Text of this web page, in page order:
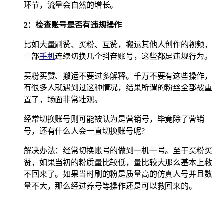
环节，流量会自然的增长。
2：检查账号是否有违规操作
比如大量刷赞、买粉、互赞，搬运其他人创作的视频，
一部手机连续切换几个抖音账号，这些都是违规行为。
买粉买赞、搬运不要过多解释。千万不要有这些操作，
有很多人就遇到过这种情况，结果所谓的粉丝全部被重
置了，场面非常壮观。
经常切换账号则可能被认为是营销号，毕竟除了营销
号，还有什么人会一直切换账号呢?
解决办法：经常切换账号的做到一机一号。至于买粉买
赞，如果当初的粉质量比较低，量比较大那么基本上救
不回来了。如果当时刷的粉是质量高的仿真人号并且数
量不大，那么经过养号等操作还是可以救回来的。